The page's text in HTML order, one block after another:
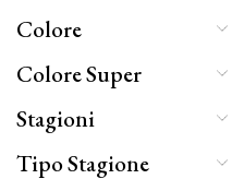
Colore
Colore Super
Stagioni
Tipo Stagione